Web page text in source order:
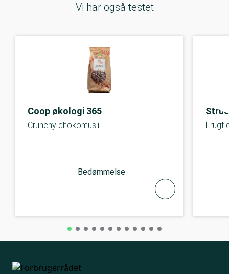
Vi har også testet
Coop økologi 365
Crunchy chokomüsli
Bedømmelse
Frugt